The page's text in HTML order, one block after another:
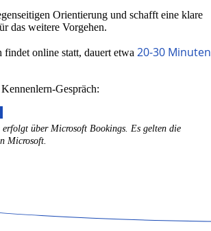
Orientierung und schafft eine klare
das weitere Vorgehen.
online statt, dauert etwa 20-30 Minuten
Gespräch:
über Microsoft Bookings. Es gelten die
Microsoft.